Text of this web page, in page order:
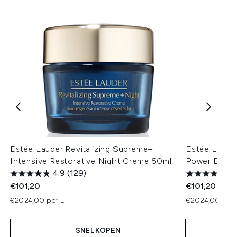
Estée Lauder Revitalizing Supreme+
Intensive Restorative Night Creme 50ml
4.9 (129)
€101,20
€2024,00 per L
SNEL KOPEN
Estée
Power
€101,20
€2024,00